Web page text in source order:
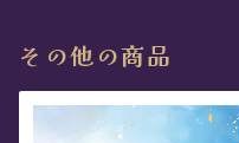
その他の商品